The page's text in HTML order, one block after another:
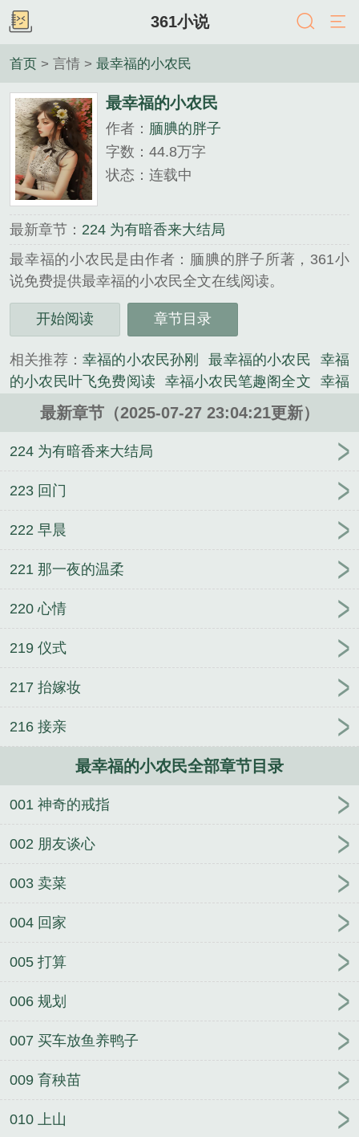
361小说
首页 > 言情 > 最幸福的小农民
最幸福的小农民
作者： 腼腆的胖子
字数：44.8万字
状态：连载中
最新章节： 224 为有暗香来大结局
最幸福的小农民是由作者：腼腆的胖子所著，361小
说免费提供最幸福的小农民全文在线阅读。
三秒记住本站：361小说 网址：www.361xs.com...
《最幸福的小农民》是腼腆的胖子精心创作的言情类
开始阅读 章节目录
相关推荐： 幸福的小农民孙刚 最幸福的小农民
幸福
的小农民叶飞免费阅读
幸福小农民笔趣阁全文
幸福
小农民叶凡 幸福的小农民叶飞赵飞儿
幸福的小农民
叶飞结局 幸福的小农民 腼腆的胖子
幸福小农民短
剧马玉芬 幸福的小农民小游戏
幸福的小农民李大
民最新章节
电子书小农民的幸福
农民全文
幸福
文
幸福小农民李甜免费全集
幸福的小农民赵小刚
小农民的幸福生活大海
幸
福小农民王小峰
幸福小农民孙
刚
电子书幸福小农民
幸福的小农民。在哪个APP能
最新章节（2025-07-27 23:04:21更新）
224 为有暗香来大结局
223 回门
222 早晨
221 那一夜的温柔
220 心情
219 仪式
217 抬嫁妆
216 接亲
最幸福的小农民全部章节目录
001 神奇的戒指
002 朋友谈心
003 卖菜
004 回家
005 打算
006 规划
007 买车放鱼养鸭子
009 育秧苗
010 上山